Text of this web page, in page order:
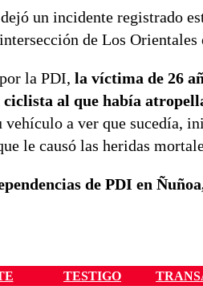
dejó un incidente registrado
de Los
la PDI, la víctima de 26
al que había
vehículo a ver que sucedía,
le causó las heridas
de PDI en
TESTIGO